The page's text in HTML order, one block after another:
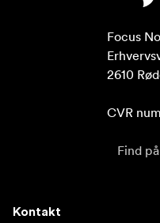
Focus
2610
CVR
Find
Kontakt